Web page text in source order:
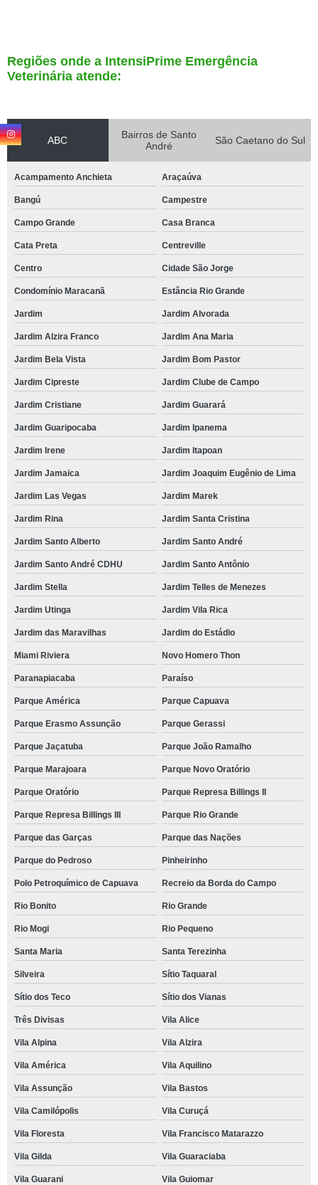
Regiões onde a IntensiPrime Emergência
Veterinária atende:
ABC
Bairros de Santo
André
São Caetano do Sul
Acampamento Anchieta Araçaúva
Bangú Campestre
Campo Grande Casa Branca
Cata Preta Centreville
Centro Cidade São Jorge
Condomínio Maracanã Estância Rio Grande
Jardim Jardim Alvorada
Jardim Alzira Franco Jardim Ana Maria
Jardim Bela Vista Jardim Bom Pastor
Jardim Cipreste Jardim Clube de Campo
Jardim Cristiane Jardim Guarará
Jardim Guaripocaba Jardim Ipanema
Jardim Irene Jardim Itapoan
Jardim Jamaica Jardim Joaquim Eugênio de Lima
Jardim Las Vegas Jardim Marek
Jardim Rina Jardim Santa Cristina
Jardim Santo Alberto Jardim Santo André
Jardim Santo André CDHU Jardim Santo Antônio
Jardim Stella Jardim Telles de Menezes
Jardim Utinga Jardim Vila Rica
Jardim das Maravilhas Jardim do Estádio
Miami Riviera Novo Homero Thon
Paranapiacaba Paraíso
Parque América Parque Capuava
Parque Erasmo Assunção Parque Gerassi
Parque Jaçatuba Parque João Ramalho
Parque Marajoara Parque Novo Oratório
Parque Oratório Parque Represa Billings II
Parque Represa Billings III Parque Rio Grande
Parque das Garças Parque das Nações
Parque do Pedroso Pinheirinho
Polo Petroquímico de Capuava Recreio da Borda do Campo
Rio Bonito Rio Grande
Rio Mogi Rio Pequeno
Santa Maria Santa Terezinha
Silveira Sítio Taquaral
Sítio dos Teco Sítio dos Vianas
Três Divisas Vila Alice
Vila Alpina Vila Alzira
Vila América Vila Aquilino
Vila Assunção Vila Bastos
Vila Camilópolis Vila Curuçá
Vila Floresta Vila Francisco Matarazzo
Vila Gilda Vila Guaraciaba
Vila Guarani Vila Guiomar